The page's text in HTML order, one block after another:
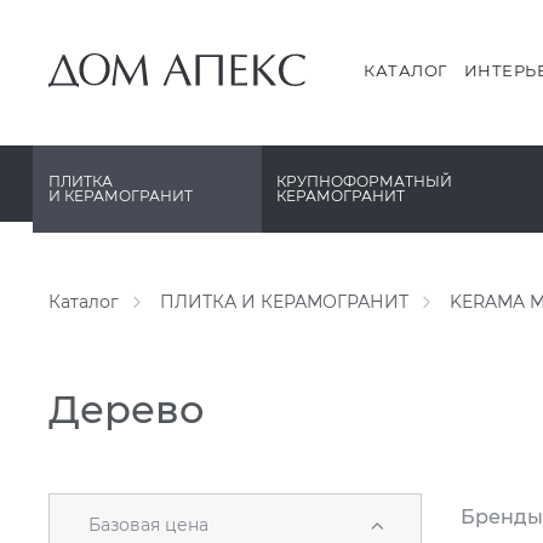
КАТАЛОГ
ПЛИТКА
И КЕРАМОГРАНИТ
PORCELANOSA
УРАЛЬСКИЙ ГРАНИТ
КРУПНОФОРМАТНЫЙ
КЕРАМОГРАНИТ
XXL Pamesa
Каталог ПЛИТКА И КЕРАМОГРАНИТ KERAMA
Дерево
Базовая цена Бренды